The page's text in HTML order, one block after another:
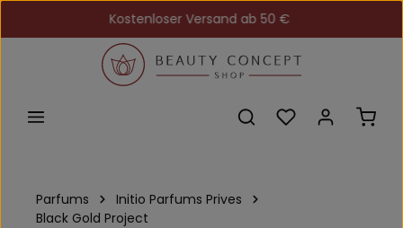
Zum Hauptinhalt springenKostenloser Versand ab 50 €
Du hast 0
Parfums
Initio Parfums Prives
Black Gold Project